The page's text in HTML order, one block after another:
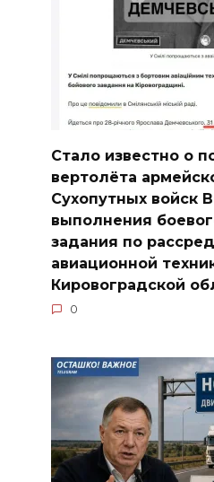
Стало известно о
вертолёта
Сухопутных войск
выполнения
задания по
авиационной
Кировоградской
0